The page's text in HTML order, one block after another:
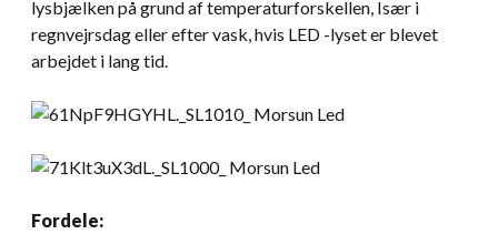
lysbjælken på grund af temperaturforskellen, Især i
regnvejrsdag eller efter vask, hvis LED -lyset er blevet
arbejdet i lang tid.
Fordele: